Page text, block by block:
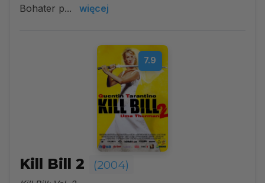
Bohater p...
więcej
7.9
Kill Bill 2 (2004)